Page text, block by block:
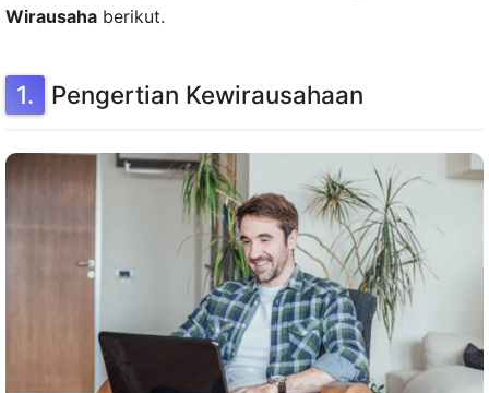
Wirausaha berikut.
Pengertian Kewirausahaan